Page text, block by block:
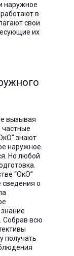
наружное
в
свои
их
вызывая
частные
знают
наружное
Но любой
“ОкО”
о
Собрав всю
получать